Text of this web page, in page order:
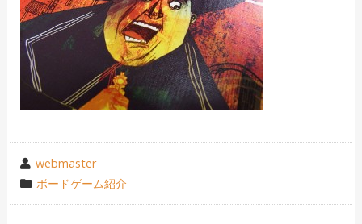
投
稿
者
webmaster
カ
テ
ボードゲーム紹介